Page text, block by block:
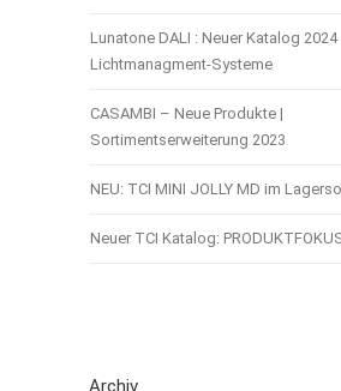
Lunatone DALI : Neuer Katalog 2024
Lichtmanagment-Systeme
CASAMBI – Neue Produkte |
Sortimentserweiterung 2023
NEU: TCI MINI JOLLY MD im
Neuer TCI Katalog:
Archiv